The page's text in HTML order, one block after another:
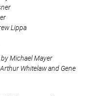
Lippa
by Michael Mayer
Whitelaw and Gene